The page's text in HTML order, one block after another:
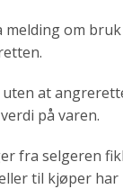
om
at
på varen.
fra selgeren
til kjøper